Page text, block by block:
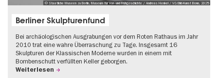
© Staatliche Museen zu Berlin, Museum für Vor- und Frühgeschichte / Andreas Henkel / VG Bild-Kunst Bonn, 2025
Berliner Skulpturenfund
Bei archäologischen Ausgrabungen vor dem Roten Rathaus im Jahr
2010 trat eine wahre Überraschung zu Tage. Insgesamt 16
Skulpturen der Klassischen Moderne wurden in einem mit
Bombenschutt verfüllten Keller geborgen.
Weiterlesen